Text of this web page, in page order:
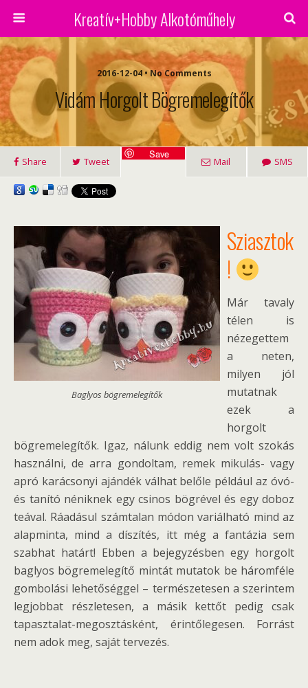
Kreatív+Hobby Alkotóműhely
2016-12-04 • No Comments
Vidám Horgolt Bögremelegítők
Share Tweet
Save
Mail SMS
Baglyos bögremelegítők
Sziasztok
!
Már tavaly
télen is
nézegettem
a neten,
milyen jól
mutatnak
ezek a
horgolt
bögremelegítők. Igaz, nálunk eddig nem volt szokás
használni, de arra gondoltam, remek mikulás- vagy
apró karácsonyi ajándék válhat belőle például az óvó-
és tanító néniknek egy csinos bögrével és egy doboz
teával. Ráadásul számtalan módon variálható mind az
alapminta, mind a díszítés, itt még a fantázia sem
szabhat határt! Ebben a bejegyzésben egy horgolt
baglyos bögremelegítő mintát mutatok be háromféle
gombolási lehetőséggel – természetesen a szerintem
legjobbat részletesen, a másik kettőt pedig csak
tapasztalat-megosztásként, érintőlegesen. Forrást
nem adok meg, saját tervezés.